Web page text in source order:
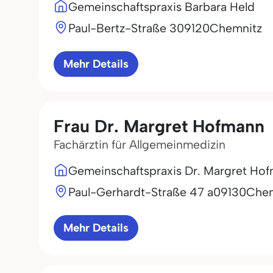
Gemeinschaftspraxis Barbara Held
Paul-Bertz-Straße 309120Chemnitz
Mehr Details
Frau Dr. Margret Hofmann
Fachärztin für Allgemeinmedizin
Gemeinschaftspraxis Dr. Margret
Paul-Gerhardt-Straße 47 a09130
Mehr Details